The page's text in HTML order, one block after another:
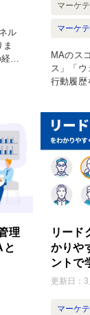
ル
マーケ
マーケ
MAのス
ス」「
行動履歴
要素と
[…]
理
と
リード
かりや
ントで
更新日： 3
マーケ